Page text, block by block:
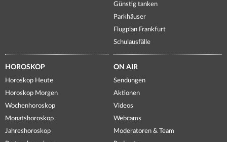
Günstig tanken
Parkhäuser
Flugplan Frankfurt
Schulausfälle
HOROSKOP
Horoskop Heute
Horoskop Morgen
Wochenhoroskop
Monatshoroskop
Jahreshoroskop
ON AIR
Sendungen
Aktionen
Videos
Webcams
Moderatoren & Team